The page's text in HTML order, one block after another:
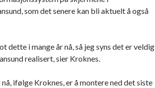
som det senere kan bli aktuelt å også
dette i mange år nå, så jeg syns det er veldig
realisert, sier Kroknes.
ifølge Kroknes, er å montere ned det siste